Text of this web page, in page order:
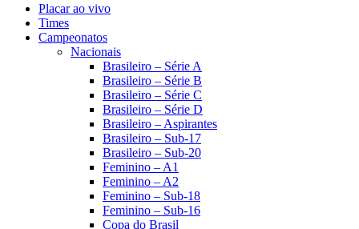
Placar ao vivo
Times
Campeonatos
Nacionais
Brasileiro – Série A
Brasileiro – Série B
Brasileiro – Série C
Brasileiro – Série D
Brasileiro – Aspirantes
Brasileiro – Sub-17
Brasileiro – Sub-20
Feminino – A1
Feminino – A2
Feminino – Sub-18
Feminino – Sub-16
Copa do Brasil